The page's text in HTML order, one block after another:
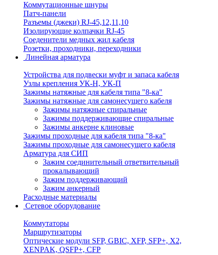
Коммутационные шнуры
Патч-панели
Разъемы (джеки) RJ-45,12,11,10
Изолирующие колпачки RJ-45
Соеденители медных жил кабеля
Розетки, проходники, переходники
Линейная арматура
Устройства для подвески муфт и запаса кабеля
Узлы крепления УК-Н, УК-П
Зажимы натяжные для кабеля типа "8-ка"
Зажимы натяжные для самонесущего кабеля
Зажимы натяжные спиральные
Зажимы поддерживающие спиральные
Зажимы анкерне клиновые
Зажимы проходные для кабеля типа "8-ка"
Зажимы проходные для самонесущего кабеля
Арматура для СИП
Зажим соединительный ответвительный
прокалывающий
Зажим поддерживающий
Зажим анкерный
Расходные материалы
Сетевое оборудование
Коммутаторы
Маршрутизаторы
Оптические модули SFP, GBIC, XFP, SFP+, X2,
XENPAK, QSFP+, CFP